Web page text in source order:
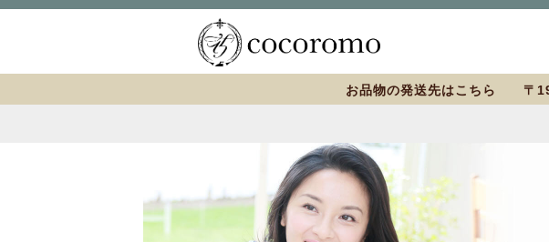
お品物の発送先はこちら 〒